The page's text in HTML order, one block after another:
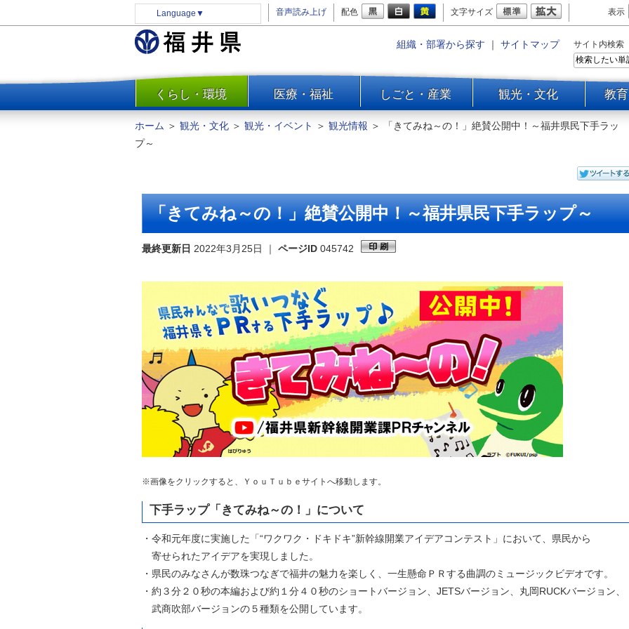
Language ▼ 音声読み上げ 配色 文字サイズ 表示
組織・部署から探す ｜ サイトマップ サイト内検索
一覧
くらし・環境 医療・福祉 しごと・産業 観光・文化 教
防災
安全安心
住まい・土地
環境問題・廃棄物対策・リサ
交通・道路
河川・砂防・港湾
自然
ホーム ＞ 観光・文化 ＞ 観光・イベント ＞ 観光情報 ＞
「きてみね～の！」絶賛公開中！～福井県民下手ラッ
プ～
「きてみね～の！」絶賛公開中！～福井県民下手ラップ～
最終更新日 2022年3月25日 ｜ ページID 045742
※画像をクリックすると、ＹｏｕＴｕｂｅサイトへ移動します。
下手ラップ「きてみね～の！」について
・令和元年度に実施した「“ワクワク・ドキドキ”新幹線開業アイデアコンテスト」において、県民から
寄せられたアイデアを実現しました。
・県民のみなさんが数珠つなぎで福井の魅力を楽しく、一生懸命ＰＲする曲調のミュージックビデオです。
・約３分２０秒の本編および約１分４０秒のショートバージョン、JETSバージョン、丸岡RUCKバージョン、
武商吹部バージョンの５種類を公開しています。